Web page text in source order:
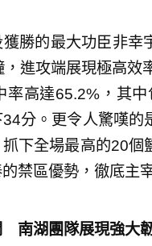
勝的最大功臣非幸
進攻端展現極高效
率高達65.2%，其
分。更令人驚嘆的
下全場最高的20個
禁區優勢，徹底主
南湖團隊展現強大